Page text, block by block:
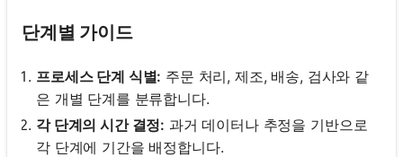
단계별 가이드
프로세스 단계 식별: 주문 처리, 제조, 배송, 검사와 같
은 개별 단계를 분류합니다.
각 단계의 시간 결정: 과거 데이터나 추정을 기반으로
각 단계에 기간을 배정합니다.